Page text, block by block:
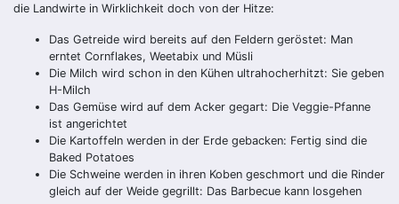
die Landwirte in Wirklichkeit doch von der Hitze:
Das Getreide wird bereits auf den Feldern geröstet: Man
erntet Cornflakes, Weetabix und Müsli
Die Milch wird schon in den Kühen ultrahocherhitzt: Sie geben
H-Milch
Das Gemüse wird auf dem Acker gegart: Die Veggie-Pfanne
ist angerichtet
Die Kartoffeln werden in der Erde gebacken: Fertig sind die
Baked Potatoes
Die Schweine werden in ihren Koben geschmort und die Rinder
gleich auf der Weide gegrillt: Das Barbecue kann losgehen